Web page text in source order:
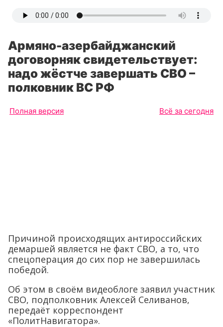
Армяно-азербайджанский
договорняк свидетельствует:
надо жёстче завершать СВО –
полковник ВС РФ
Полная версия Всё за сегодня
Причиной происходящих антироссийских
демаршей является не факт СВО, а то, что
спецоперация до сих пор не завершилась
победой.
Об этом в своём видеоблоге заявил участник
СВО, подполковник Алексей Селиванов,
передаёт корреспондент
«ПолитНавигатора».